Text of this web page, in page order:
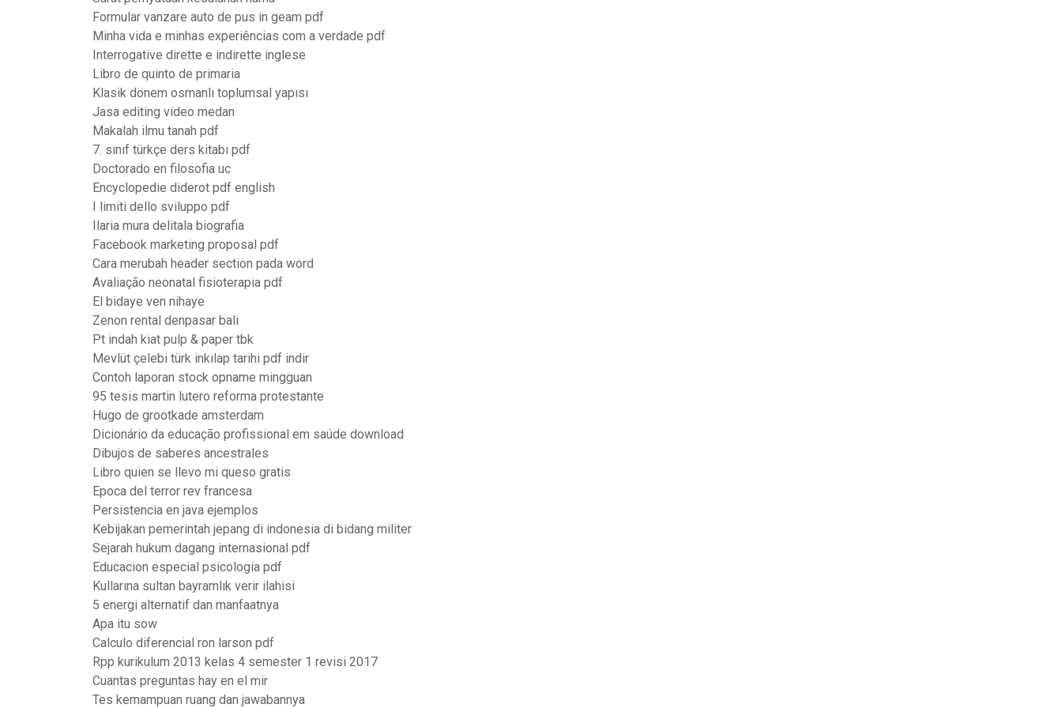
Formular vanzare auto de pus in geam pdf
Minha vida e minhas experiências com a verdade pdf
Interrogative dirette e indirette inglese
Libro de quinto de primaria
Klasik dönem osmanlı toplumsal yapısı
Jasa editing video medan
Makalah ilmu tanah pdf
7. sınıf türkçe ders kitabı pdf
Doctorado en filosofia uc
Encyclopedie diderot pdf english
I limiti dello sviluppo pdf
Ilaria mura delitala biografia
Facebook marketing proposal pdf
Cara merubah header section pada word
Avaliação neonatal fisioterapia pdf
El bidaye ven nihaye
Zenon rental denpasar bali
Pt indah kiat pulp & paper tbk
Mevlüt çelebi türk inkılap tarihi pdf indir
Contoh laporan stock opname mingguan
95 tesis martin lutero reforma protestante
Hugo de grootkade amsterdam
Dicionário da educação profissional em saúde download
Dibujos de saberes ancestrales
Libro quien se llevo mi queso gratis
Epoca del terror rev francesa
Persistencia en java ejemplos
Kebijakan pemerintah jepang di indonesia di bidang militer
Sejarah hukum dagang internasional pdf
Educacion especial psicologia pdf
Kullarına sultan bayramlık verir ilahisi
5 energi alternatif dan manfaatnya
Apa itu sow
Calculo diferencial ron larson pdf
Rpp kurikulum 2013 kelas 4 semester 1 revisi 2017
Cuantas preguntas hay en el mir
Tes kemampuan ruang dan jawabannya